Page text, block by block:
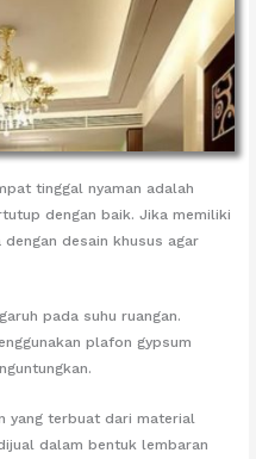
tinggal nyaman adalah
dengan baik. Jika memiliki
desain khusus agar
pada suhu ruangan.
plafon gypsum
yang terbuat dari material
dalam bentuk lembaran